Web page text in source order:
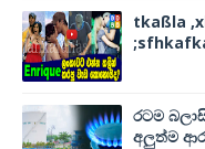
tkaßla
රටම
අලුත්ම